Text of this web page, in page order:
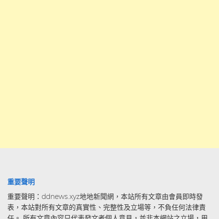
重要聲明
重要聲明：ddnews.xyz地地新聞網，本站所有文章由會員即時發
表，本站對所有文章的真實性、完整性及立場等，不負任何法律責